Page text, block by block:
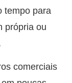
tempo para
própria ou
comerciais